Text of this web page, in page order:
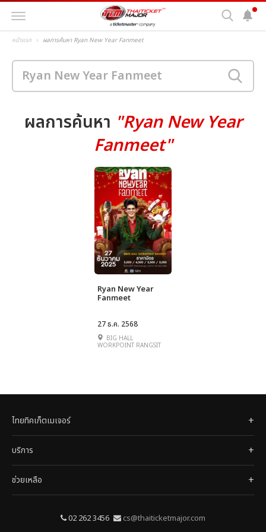
หน้าแรก ผลการค้นหา Ryan New Year Fanmeet
ผลการค้นหา "Ryan New Year
Fanmeet"
Ryan New Year
Fanmeet
27 ธ.ค. 2568
BIG HALL
WORKPOINT RANGSIT
ไทยทิคเก็ตเมเจอร์
บริการ
ช่วยเหลือ
02 262 3456 cs@thaiticketmajor.com